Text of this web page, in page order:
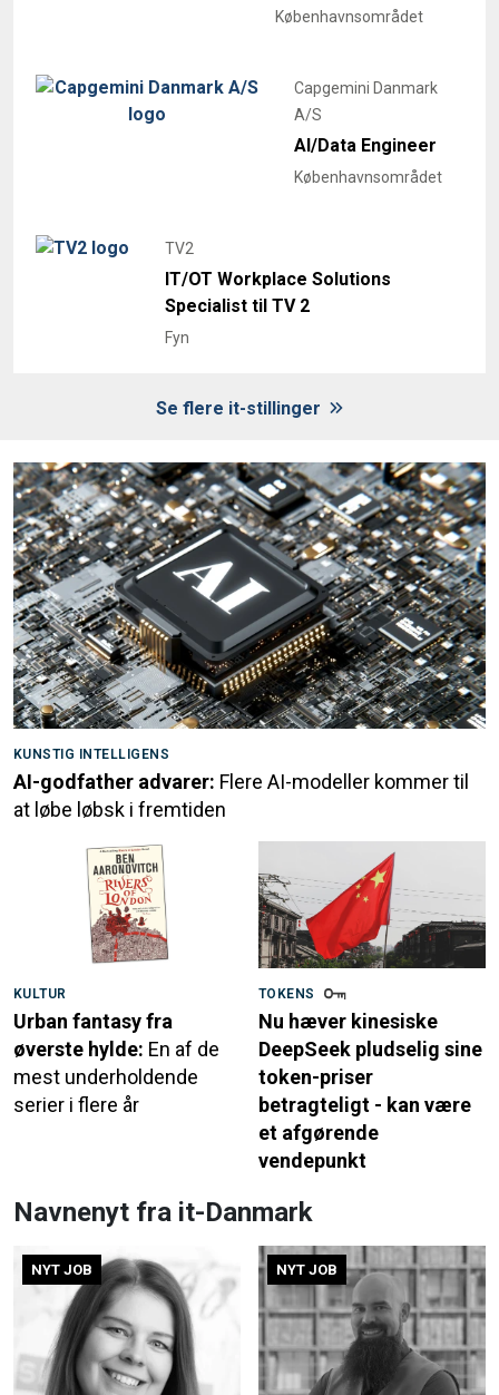
Københavnsområdet
Capgemini Danmark
A/S
AI/Data Engineer
Københavnsområdet
TV2
IT/OT Workplace Solutions
Specialist til TV 2
Fyn
Se flere it-stillinger
KUNSTIG INTELLIGENS
AI-godfather advarer: Flere AI-modeller kommer til
at løbe løbsk i fremtiden
KULTUR
Urban fantasy fra
øverste hylde: En af de
mest underholdende
serier i flere år
TOKENS
Nu hæver kinesiske
DeepSeek pludselig sine
token-priser
betragteligt - kan være
et afgørende
vendepunkt
Navnenyt fra it-Danmark
NYT JOB NYT JOB